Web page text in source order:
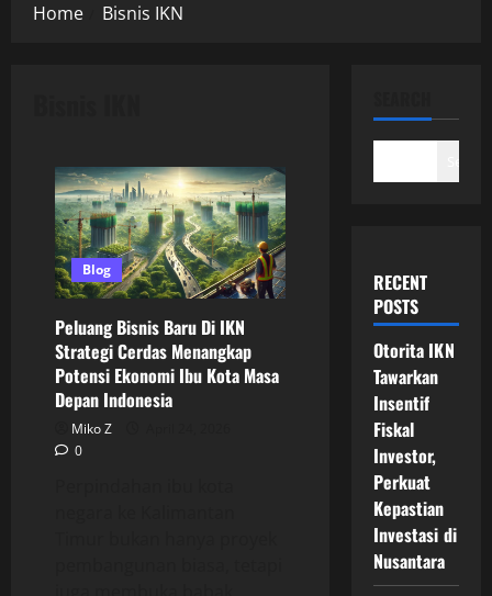
Home Bisnis IKN
Blog
Peluang Bisnis Baru Di IKN
Strategi Cerdas Menangkap
Potensi Ekonomi Ibu Kota Masa
Depan Indonesia
Miko Z
0
RECENT
POSTS
Otorita IKN
Tawarkan
Insentif
Fiskal
Investor,
Perkuat
Kepastian
Investasi di
Nusantara